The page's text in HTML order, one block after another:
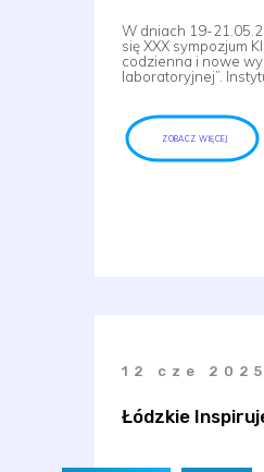
W dniach 19-
się XXX sympozjum
codzienna i nowe
laboratoryjnej”.
ZOBACZ WIĘCEJ
12 cze 2025
Łódzkie